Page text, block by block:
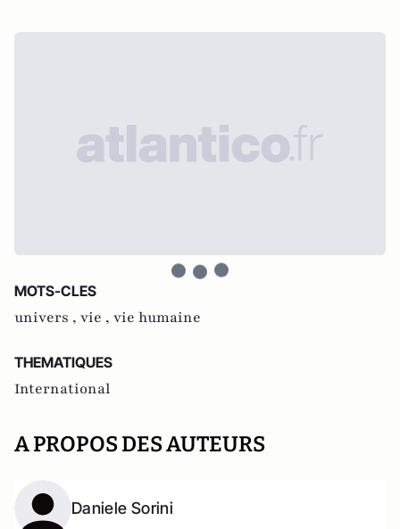
MOTS-CLES
univers , vie , vie humaine
THEMATIQUES
International
A PROPOS DES AUTEURS
Daniele Sorini